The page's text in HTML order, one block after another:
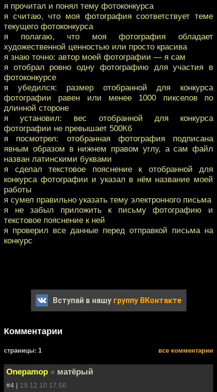
я прочитал и понял тему фотоконкурса
я считаю, что моя фотография соответствует теме
текущего фотоконкурса
я полагаю, что моя фотография обладает
художественной ценностью или просто красива
я знаю точно: автор моей фотографии — я сам
я отобрал ровно одну фотографию для участия в
фотоконкурсе
я убедился: размер отобранной для конкурса
фотографии равен или менее 1000 пикселов по
длинной стороне
я установил: вес отобранной для конкурса
фотографии не превышает 500Кб
я посмотрел: отобранная фотография подписана
явным образом в нижнем правом углу, а сам файл
назван латинскими буквами
я сделал текстовое пояснение к отобранной для
конкурса фотографии и указал в нём название моей
работы
я сумел правильно указать тему электронного письма
я не забыл приложить к письму фотографию и
текстовое пояснение к ней
я проверил все данные перед отправкой письма на
конкурс
Вступай в нашу группу ВКонтакте
Комментарии
cтраницы: 1 все комментарии
Onepamop » матёрый
#4 | 19.12.10 17:56